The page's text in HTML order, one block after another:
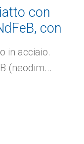
con
con
di
in acciaio.
(neodim...